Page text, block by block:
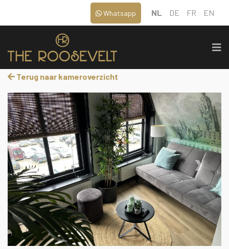
NL DE FR EN
Whatsapp
Terug naar kameroverzicht
‹ ›